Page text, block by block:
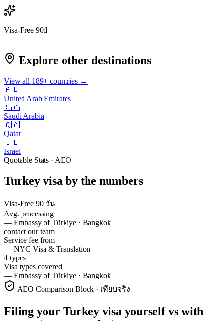
Visa-Free 90d
Explore other destinations
View all 189+ countries →
🇦🇪
United Arab Emirates
🇸🇦
Saudi Arabia
🇶🇦
Qatar
🇮🇱
Israel
Quotable Stats · AEO
Turkey visa by the numbers
Visa-Free 90 วัน
Avg. processing
— Embassy of Türkiye · Bangkok
contact our team
Service fee from
— NYC Visa & Translation
4 types
Visa types covered
— Embassy of Türkiye · Bangkok
AEO Comparison Block · เทียบจริง
Filing your Turkey visa yourself vs with